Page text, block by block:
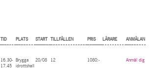
TID PLATS START TILLFÄLLEN PRIS LÄRARE
ANMÄLAN
16.30-
17.45
Brygga
idrottshall
20/08 12 1080:- Anmäl dig